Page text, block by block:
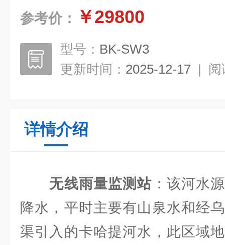
参考价： ￥29800
型号： BK-SW3
更新时间： 2025-12-17 | 阅
详情介绍
无线雨量监测站 ：该河水
降水，平时主要有山泉水和经
渠引入的卡哈提河水，此区域